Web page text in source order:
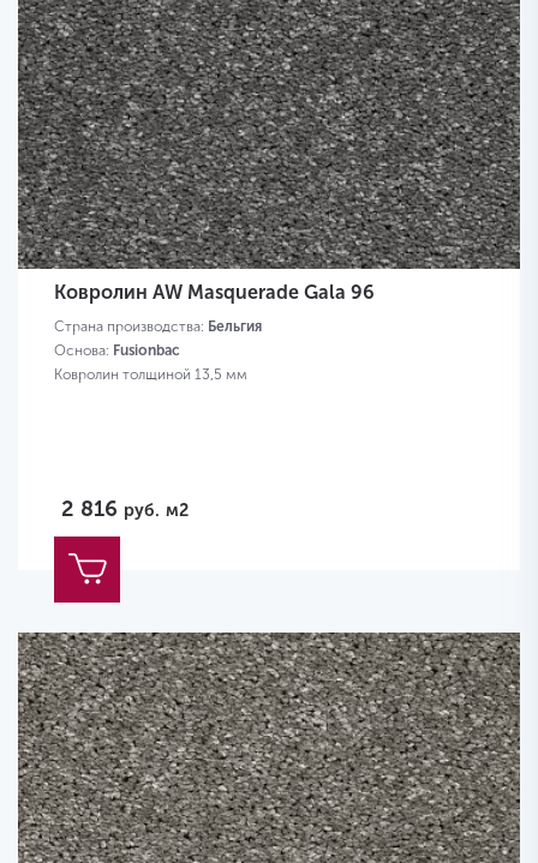
Ковролин AW Masquerade Gala 96
Страна производства: Бельгия
Основа: Fusionbac
Ковролин толщиной 13,5 мм
2 816 руб. м2